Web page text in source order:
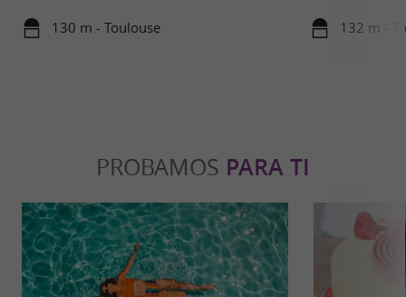
130 m - Toulouse 132 m -
PROBAMOS PARA TI